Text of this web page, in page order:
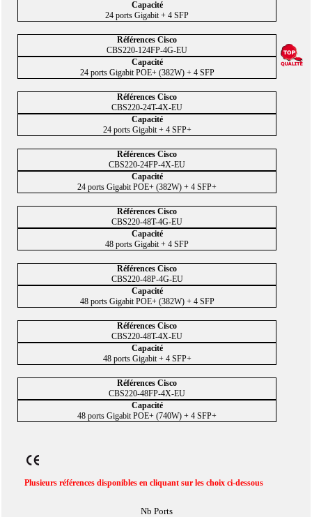
24 ports Gigabit + 4 SFP
CBS220-124FP-4G-EU
24 ports Gigabit POE+ (382W) + 4 SFP
CBS220-24T-4X-EU
24 ports Gigabit + 4 SFP+
CBS220-24FP-4X-EU
24 ports Gigabit POE+ (382W) + 4 SFP+
CBS220-48T-4G-EU
48 ports Gigabit + 4 SFP
CBS220-48P-4G-EU
48 ports Gigabit POE+ (382W) + 4 SFP
CBS220-48T-4X-EU
48 ports Gigabit + 4 SFP+
CBS220-48FP-4X-EU
48 ports Gigabit POE+ (740W) + 4 SFP+
Plusieurs références disponibles en cliquant sur les choix ci-dessous
Nb Ports